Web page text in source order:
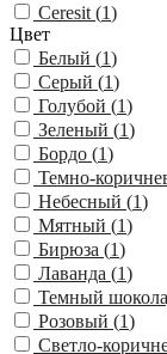
Ceresit (1)
Цвет
Белый (1)
Серый (1)
Голубой (1)
Зеленый (1)
Бордо (1)
Темно-
Небесный (1)
Мятный (1)
Бирюза (1)
Лаванда (1)
Темный
Розовый (1)
Светло-